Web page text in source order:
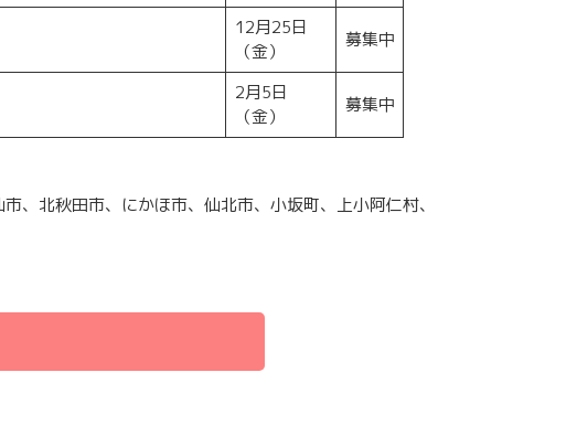
12月25日
（金）
募集中
2月5日
（金）
募集中
北秋田市、にかほ市、仙北市、小坂町、上小阿仁村、